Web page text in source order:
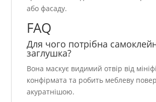
або фасаду.
FAQ
Для чого потрібна
заглушка?
Вона маскує видимий отвір від
конфірмата та робить меблеву
акуратнішою.